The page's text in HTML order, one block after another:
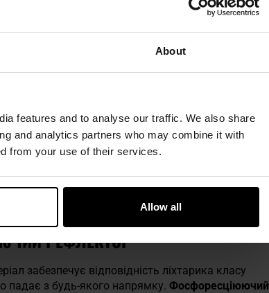
About
features and to analyse our traffic. We also share
and analytics partners who may combine it with
from your use of their services.
Allow all
РЕФЛЕКТОР
забезпечує відповідність ліхтарика класу
падає з будь-якого напрямку. Фосфоресціюючий